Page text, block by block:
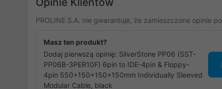
PROLINE S.A. nie gwarantuje, że zamieszczone opinie
Masz ten produkt?
Dodaj pierwszą opinię: SilverStone PP06 (SST-
PP06B-3PER10F) 6pin to IDE-4pin & Floppy-
4pin 550+150+150+150mm Individually Sleeved
Modular Cable, black